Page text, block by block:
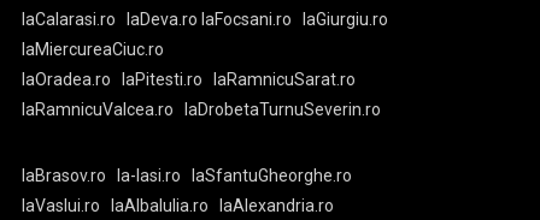
laCalarasi.ro
laDeva.ro laFocsani.ro
laGiurgiu.ro
laMiercureaCiuc.ro
laOradea.ro
laPitesti.ro
laRamnicuSarat.ro
laRamnicuValcea.ro
laDrobetaTurnuSeverin.ro
laBrasov.ro la-Iasi.ro
laSfantuGheorghe.ro
laVaslui.ro
laAlbaIulia.ro laAlexandria.ro